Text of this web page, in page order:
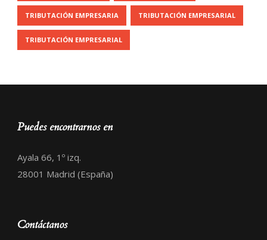
TRIBUTACIÓN EMPRESARIA TRIBUTACIÓN EMPRESARIAL
TRIBUTACIÓN EMPRESARIAL
Puedes encontrarnos en
Ayala 66, 1º izq.
28001 Madrid (España)
Contáctanos